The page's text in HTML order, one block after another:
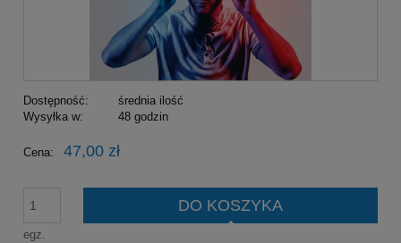
Dostępność:
średnia ilość
Wysyłka w:
48 godzin
Cena: 47,00 zł
egz.
DO KOSZYKA